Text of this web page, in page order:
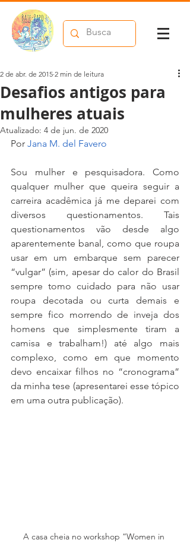
Desafios antigos para
mulheres atuais
2 de abr. de 2015 2 min de leitura
Atualizado: 4 de jun. de 2020
Por Jana M. del Favero
Sou mulher e pesquisadora. Como
qualquer mulher que queira seguir a
carreira acadêmica já me deparei com
diversos questionamentos. Tais
questionamentos vão desde algo
aparentemente banal, como que roupa
usar em um embarque sem parecer
“vulgar” (sim, apesar do calor do Brasil
sempre tomo cuidado para não usar
roupa decotada ou curta demais e
sempre fico morrendo de inveja dos
homens que simplesmente tiram a
camisa e trabalham!) até algo mais
complexo, como em que momento
devo encaixar filhos no “cronograma”
da minha tese (apresentarei esse tópico
em uma outra publicação).
A casa cheia no workshop “Women in